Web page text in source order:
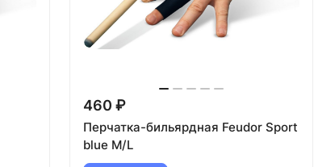
460 ₽
Перчатка-бильярдная Feudor Sport
blue M/L